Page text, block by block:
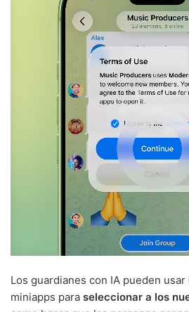
Los guardianes con IA pueden
miniapps para seleccionar a los